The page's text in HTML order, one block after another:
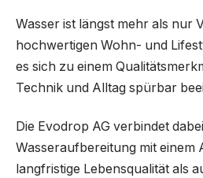
Wasser ist längst mehr als nur
hochwertigen Wohn- und
es sich zu einem
Technik und Alltag spürbar
Die Evodrop AG verbindet
Wasseraufbereitung mit einem
langfristige Lebensqualität als